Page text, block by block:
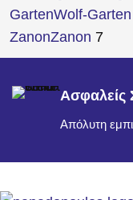
GartenWolf-Garten
ZanonZanon 7
Ασφαλείς
Απόλυτη